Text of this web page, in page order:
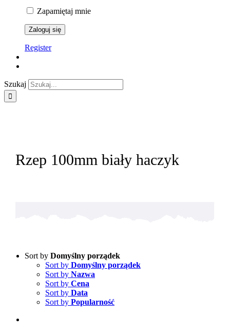
Zapamiętaj mnie
Register
Szukaj
Rzep 100mm biały haczyk
Sort by Domyślny porządek
Sort by Domyślny porządek
Sort by Nazwa
Sort by Cena
Sort by Data
Sort by Popularność